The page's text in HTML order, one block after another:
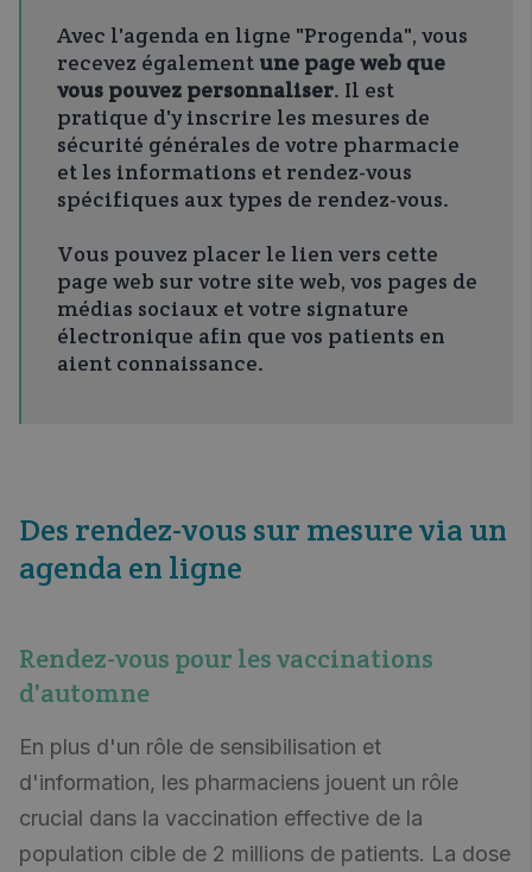
Avec l'agenda en ligne "Progenda", vous
recevez également une page web que
vous pouvez personnaliser. Il est
pratique d'y inscrire les mesures de
sécurité générales de votre pharmacie
et les informations et rendez-vous
spécifiques aux types de rendez-vous.
Vous pouvez placer le lien vers cette
page web sur votre site web, vos pages de
médias sociaux et votre signature
électronique afin que vos patients en
aient connaissance.
Des rendez-vous sur mesure via un
agenda en ligne
Rendez-vous pour les vaccinations
d'automne
En plus d'un rôle de sensibilisation et
d'information, les pharmaciens jouent un rôle
crucial dans la vaccination effective de la
population cible de 2 millions de patients. La dose